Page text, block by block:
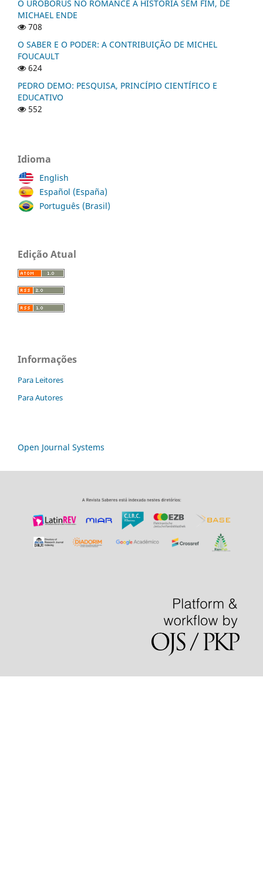
O UROBORUS NO ROMANCE A HISTÓRIA SEM FIM, DE
MICHAEL ENDE
708
O SABER E O PODER: A CONTRIBUIÇÃO DE MICHEL
FOUCAULT
624
PEDRO DEMO: PESQUISA, PRINCÍPIO CIENTÍFICO E
EDUCATIVO
552
Idioma
English
Español (España)
Português (Brasil)
Edição Atual
Informações
Para Leitores
Para Autores
Open Journal Systems